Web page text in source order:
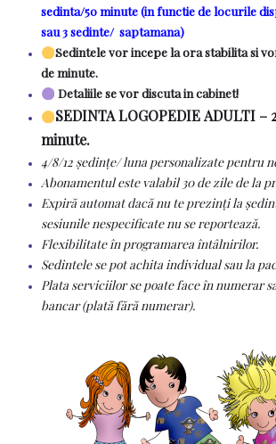
sedinta/50 minute(in functie de locurile
sau 3 sedinte/ saptamana)
Sedintele vor incepe la ora stabilita si
de minute.
Detaliile se vor discuta in cabinet!
SEDINTA LOGOPEDIE ADULTI –
minute.
4/8/12 ședințe/ luna personalizate pentru
Abonamentul este valabil 30 de zile de la
Expiră automat dacă nu te prezinți la
sesiunile nespecificate nu se reportează.
Flexibilitate în programarea întâlnirilor.
Sedintele se pot achita individual sau la
Plata serviciilor se poate face în numerar
bancar (plată fără numerar).